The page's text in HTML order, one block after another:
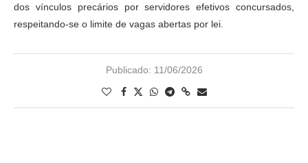
dos vínculos precários por servidores efetivos concursados,
respeitando-se o limite de vagas abertas por lei.
Publicado: 11/06/2026